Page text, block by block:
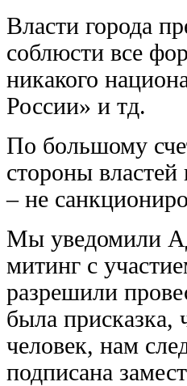
Власти города
соблюсти все
никакого
России» и тд.
По большому
стороны властей
– не
Мы уведомили
митинг с
разрешили
была присказка,
человек, нам
подписана